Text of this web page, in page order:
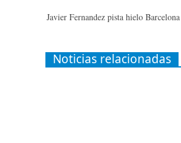
Javier Fernandez pista hielo
Noticias relacionadas